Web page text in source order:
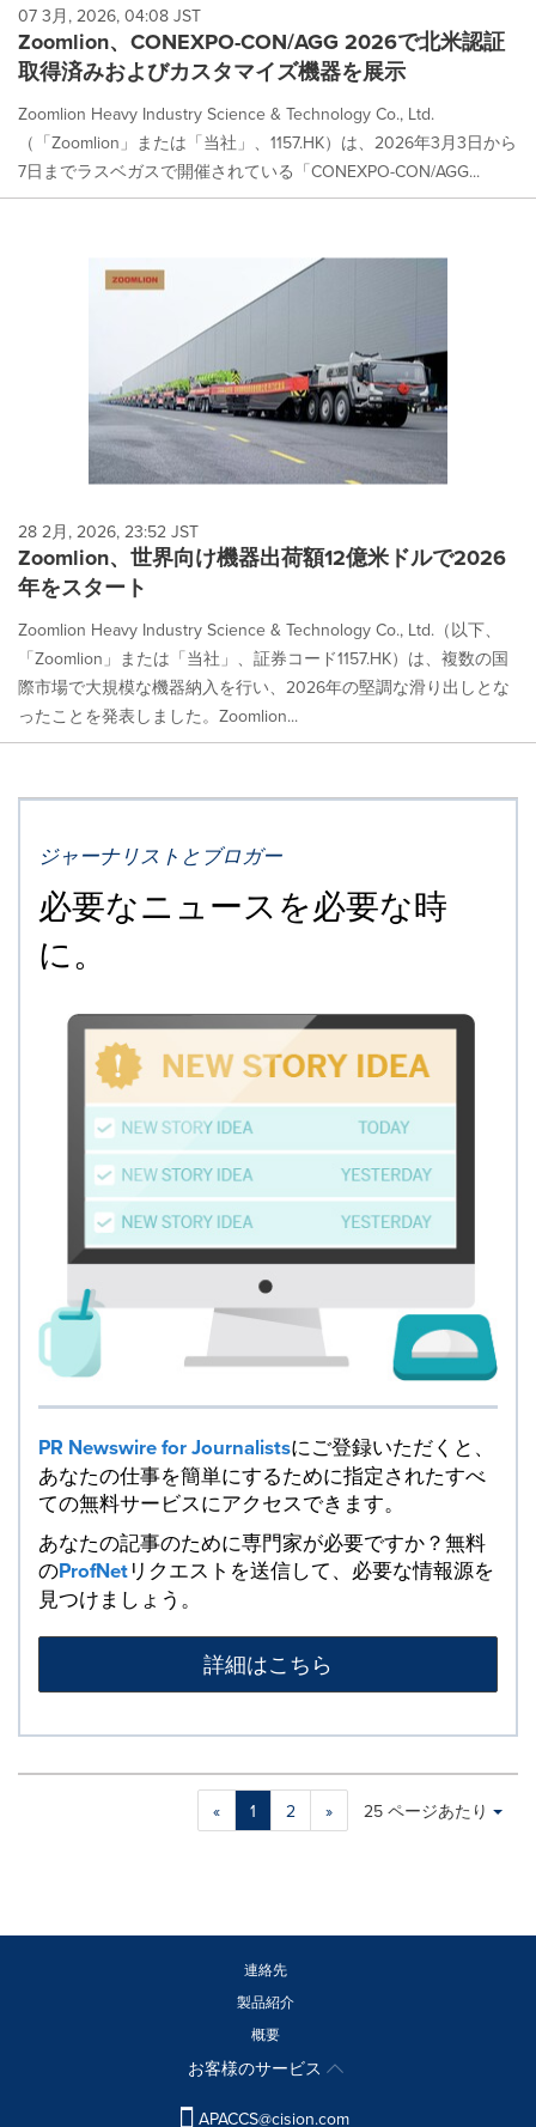
07 3月, 2026, 04:08 JST
Zoomlion、CONEXPO-CON/AGG 2026で北米認証
取得済みおよびカスタマイズ機器を展示
Zoomlion Heavy Industry Science & Technology Co., Ltd.
（「Zoomlion」または「当社」、1157.HK）は、2026年3月3日から
7日までラスベガスで開催されている「CONEXPO-CON/AGG...
28 2月, 2026, 23:52 JST
Zoomlion、世界向け機器出荷額12億米ドルで2026
年をスタート
Zoomlion Heavy Industry Science & Technology Co., Ltd.（以下、
「Zoomlion」または「当社」、証券コード1157.HK）は、複数の国
際市場で大規模な機器納入を行い、2026年の堅調な滑り出しとな
ったことを発表しました。Zoomlion...
ジャーナリストとブロガー
必要なニュースを必要な時
に。
PR Newswire for Journalistsにご登録いただくと、
あなたの仕事を簡単にするために指定されたすべ
ての無料サービスにアクセスできます。
あなたの記事のために専門家が必要ですか？無料
のProfNetリクエストを送信して、必要な情報源を
見つけましょう。
詳細はこちら
« 1 2 »
Making
will
change.
Items per page:
25 ページあたり
連絡先
製品紹介
概要
お客様のサービス
APACCS@cision.com